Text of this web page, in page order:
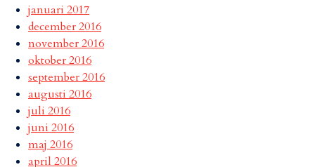
januari 2017
december 2016
november 2016
oktober 2016
september 2016
augusti 2016
juli 2016
juni 2016
maj 2016
april 2016